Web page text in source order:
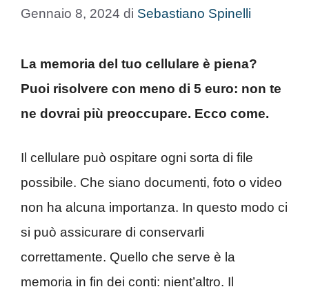
Gennaio 8, 2024 di Sebastiano Spinelli
La memoria del tuo cellulare è piena?
Puoi risolvere con meno di 5 euro: non te
ne dovrai più preoccupare. Ecco come.
Il cellulare può ospitare ogni sorta di file
possibile. Che siano documenti, foto o video
non ha alcuna importanza. In questo modo ci
si può assicurare di conservarli
correttamente. Quello che serve è la
memoria in fin dei conti: nient’altro. Il